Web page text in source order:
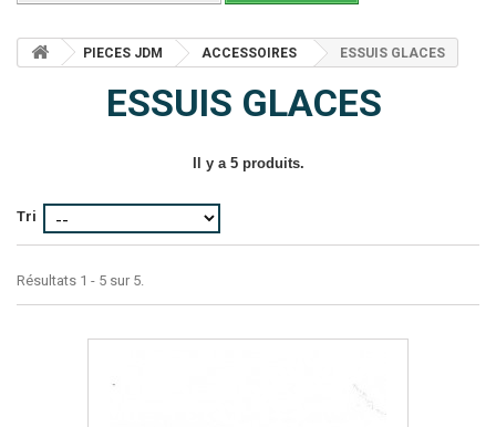
PIECES JDM ACCESSOIRES ESSUIS GLACES
ESSUIS GLACES
Il y a 5 produits.
Tri
Résultats 1 - 5 sur 5.